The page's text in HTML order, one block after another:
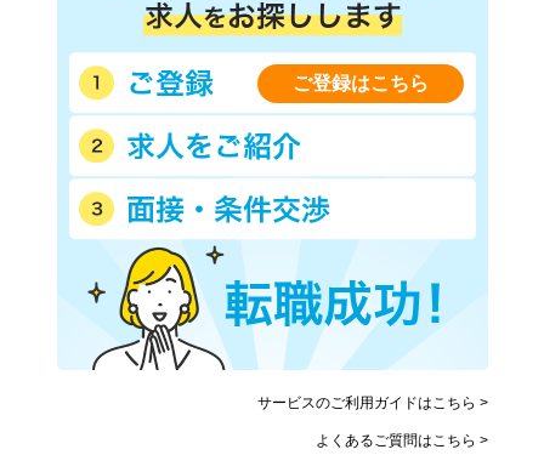
ご登録はこちら
サービスのご利用ガイドはこちら >
よくあるご質問はこちら >